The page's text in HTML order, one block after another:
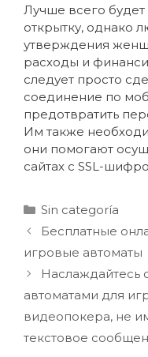
Лучше всего
открытку, однако
утверждения
расходы и
следует просто
соединение по
предотвратить
Им также
они помогают
сайтах с SSL-
Sin categoría
Бесплатные
игровые автоматы
Наслаждайтесь
автоматами для
видеопокера, не
текстовое